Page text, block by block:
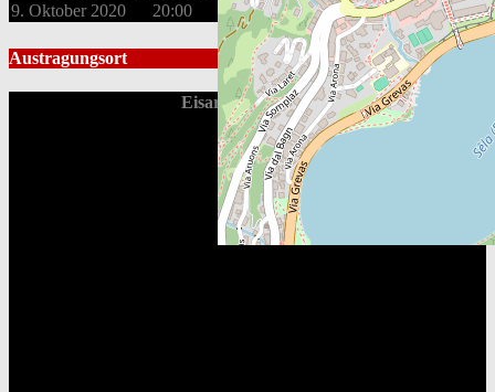
9. Oktober 2020
20:00 2. Liga OST Qualifikation 2020/21
Austragungsort
Eisarena Ludains